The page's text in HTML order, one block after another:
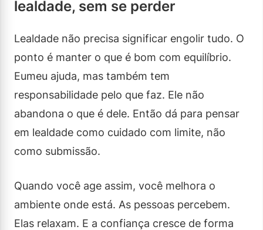
lealdade, sem se perder
Lealdade não precisa significar engolir tudo. O
ponto é manter o que é bom com equilíbrio.
Eumeu ajuda, mas também tem
responsabilidade pelo que faz. Ele não
abandona o que é dele. Então dá para pensar
em lealdade como cuidado com limite, não
como submissão.
Quando você age assim, você melhora o
ambiente onde está. As pessoas percebem.
Elas relaxam. E a confiança cresce de forma